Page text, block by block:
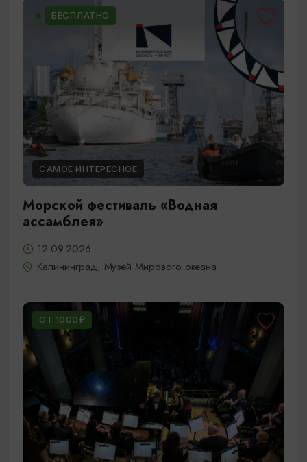
БЕСПЛАТНО
САМОЕ ИНТЕРЕСНОЕ
Морской фестиваль «Водная
ассамблея»
12.09.2026
Калининград, Музей Мирового океана
ОТ 1000₽